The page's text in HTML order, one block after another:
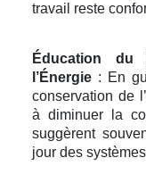
travail reste
Éducation
l’Énergie : En
conservation de
à diminuer la
suggèrent
jour des